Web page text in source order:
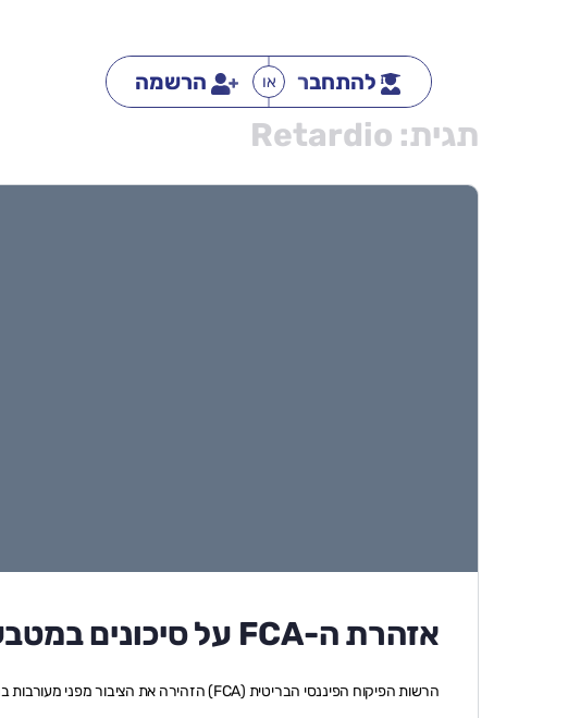
להתחבר או הרשמה
תגית: Retardio
אזהרת ה-FCA על סיכונים במטבע המם Retardio מבוסס סולנה
הרשות הפיקוח הפיננסי הבריטית (FCA) הזהירה את הציבור מפני מעורבות במטבע המם Retardio, המב�…